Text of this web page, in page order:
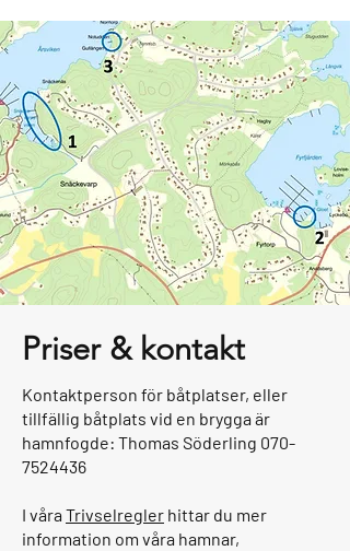
Priser & kontakt
Kontaktperson för båtplatser, eller
tillfällig båtplats vid en brygga är
hamnfogde: Thomas Söderling 070-
7524436
I våraTrivselregler hittar du mer
information om våra hamnar,